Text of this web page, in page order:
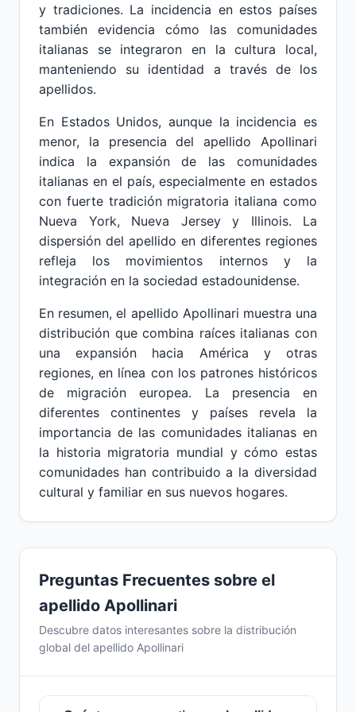
y tradiciones. La incidencia en estos países
también evidencia cómo las comunidades
italianas se integraron en la cultura local,
manteniendo su identidad a través de los
apellidos.
En Estados Unidos, aunque la incidencia es
menor, la presencia del apellido Apollinari
indica la expansión de las comunidades
italianas en el país, especialmente en estados
con fuerte tradición migratoria italiana como
Nueva York, Nueva Jersey y Illinois. La
dispersión del apellido en diferentes regiones
refleja los movimientos internos y la
integración en la sociedad estadounidense.
En resumen, el apellido Apollinari muestra una
distribución que combina raíces italianas con
una expansión hacia América y otras
regiones, en línea con los patrones históricos
de migración europea. La presencia en
diferentes continentes y países revela la
importancia de las comunidades italianas en
la historia migratoria mundial y cómo estas
comunidades han contribuido a la diversidad
cultural y familiar en sus nuevos hogares.
Preguntas Frecuentes sobre el
apellido Apollinari
Descubre datos interesantes sobre la distribución
global del apellido Apollinari